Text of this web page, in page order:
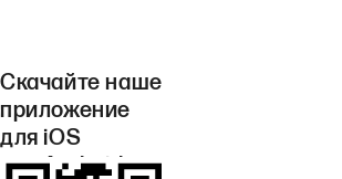
Скачайте наше
приложение
для iOS
или Android.